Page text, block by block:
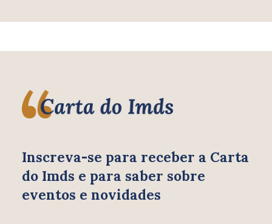
Inscreva-se para receber a Carta
do Imds e para saber sobre
eventos e novidades